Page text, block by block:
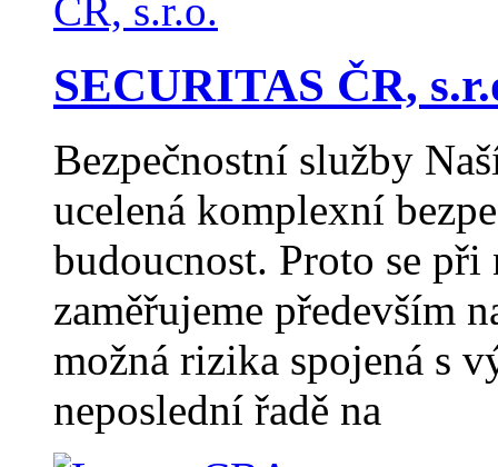
SECURITAS ČR,
Bezpečnostní služby
ucelená komplexní
budoucnost. Proto se při
zaměřujeme především
možná rizika spojená s
neposlední řadě na